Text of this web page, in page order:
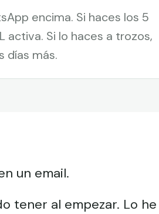
encima. Si haces los 5
activa. Si lo haces a trozos,
días más.
un email.
tener al empezar. Lo he